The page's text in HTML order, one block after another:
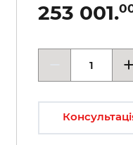
253 001.